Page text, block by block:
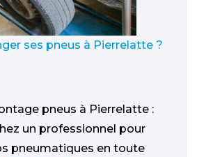
ses pneus à Pierrelatte ?
pneus à Pierrelatte :
un professionnel pour
pneumatiques en toute